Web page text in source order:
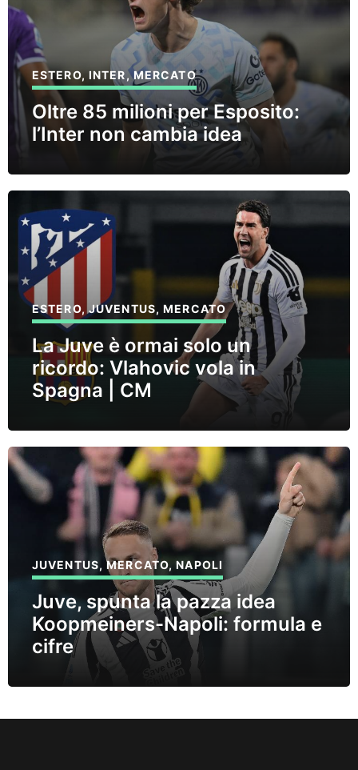
ESTERO, INTER,MERCATO
Oltre 85 milioni per Esposito:
l’Inter non cambia idea
ESTERO, JUVENTUS,MERCATO
La Juve è ormai solo un
ricordo: Vlahovic vola in
Spagna | CM
JUVENTUS,MERCATO,NAPOLI
Juve, spunta la pazza idea
Koopmeiners-Napoli: formula e
cifre